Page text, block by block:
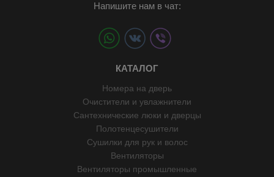
Напишите нам в чат:
КАТАЛОГ
Номера на дверь
Очистители и увлажнители
Сантехнические люки и дверцы
Полотенцесушители
Сушилки для рук и волос
Вентиляторы
Вентиляторы промышленные